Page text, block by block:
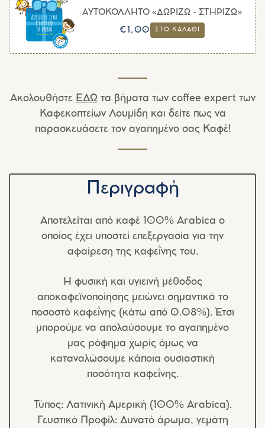
ΑΥΤΟΚΟΛΛΗΤΟ «ΔΩΡΙΖΩ - ΣΤΗΡΙΖΩ»
Κανονική
Τιμή
έκπτωσης
€1,00 ΣΤΟ ΚΑΛΑΘΙ
Ακολουθήστε ΕΔΩ τα βήματα των coffee expert των
Καφεκοπτείων Λουμίδη και δείτε πως να
παρασκευάσετε τον αγαπημένο σας Καφέ!
Περιγραφή
Αποτελείται από καφέ 100% Arabica ο
οποίος έχει υποστεί επεξεργασία για την
αφαίρεση της καφεΐνης του.
Η φυσική και υγιεινή μέθοδος
αποκαφεϊνοποίησης μειώνει σημαντικά το
ποσοστό καφεΐνης (κάτω από 0.08%). Έτσι
μπορούμε να απολαύσουμε το αγαπημένο
μας ρόφημα χωρίς όμως να
καταναλώσουμε κάποια ουσιαστική
ποσότητα καφεΐνης.
Τύπος: Λατινική Αμερική (100% Arabica).
Γευστικό Προφίλ: Δυνατό άρωμα, γεμάτη